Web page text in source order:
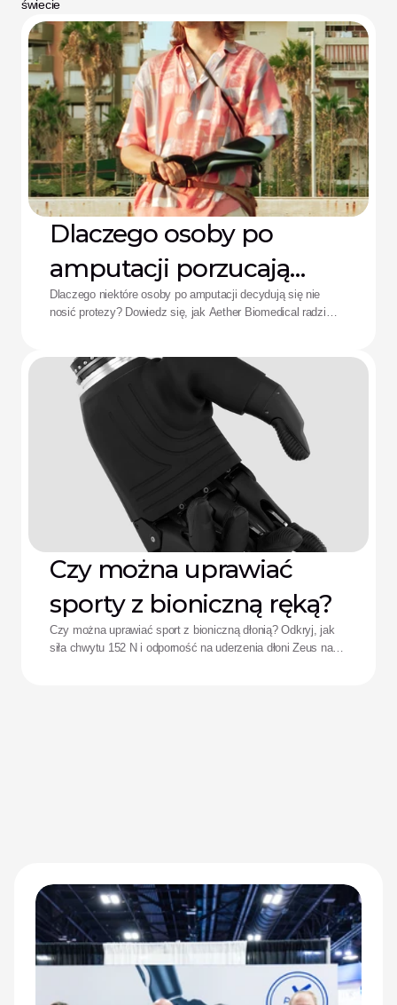
świecie
Dlaczego osoby po
amputacji porzucają
protezy: Rozwiązanie
Dlaczego niektóre osoby po amputacji decydują się nie
nosić protezy? Dowiedz się, jak Aether Biomedical radzi
skomplikowanego sterowania.
Czy można uprawiać
sporty z bioniczną ręką?
Czy można uprawiać sport z bioniczną dłonią? Odkryj, jak
siła chwytu 152 N i odporność na uderzenia dłoni Zeus na